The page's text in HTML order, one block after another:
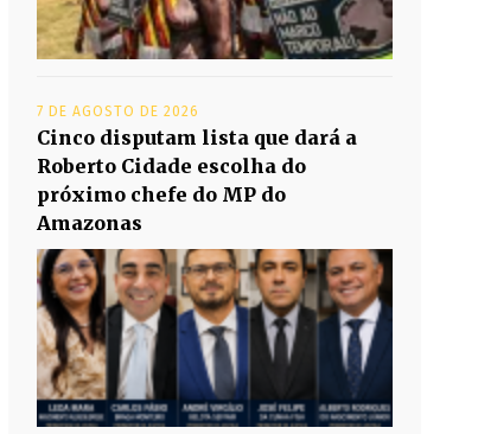
7 DE AGOSTO DE 2026
Cinco disputam lista que dará a
Roberto Cidade escolha do
próximo chefe do MP do
Amazonas